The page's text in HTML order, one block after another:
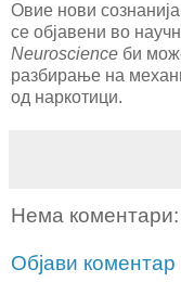
Овие нови
се објавени во
Neuroscience би
разбирање на
од наркотици.
Нема коментари:
Објави коментар